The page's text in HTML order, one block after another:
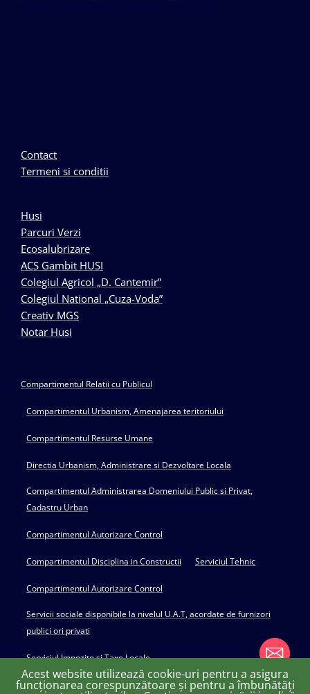
Contact
Termeni si conditii
Husi
Parcuri Verzi
Ecosalubrizare
ACS Gambit HUSI
Colegiul Agricol „D. Cantemir”
Colegiul National „Cuza-Voda”
Creativ MGS
Notar Husi
Compartimentul Relatii cu Publicul
Compartimentul Urbanism, Amenajarea teritoriului
Compartimentul Resurse Umane
Directia Urbanism, Administrare si Dezvoltare Locala
Compartimentul Administrarea Domeniului Public si Privat,
Cadastru Urban
Compartimentul Autorizare Control
Compartimentul Disciplina in Constructii Serviciul Tehnic
Compartimentul Autorizare Control
Servicii sociale disponibile la nivelul U.A.T, acordate de furnizori
publici ori privati
Serviciul Impozite si Taxe Locale
Acest website utilizează cookie-uri pentru a asigura
funcționarea corespunzătoare și pentru a îmbunătăți